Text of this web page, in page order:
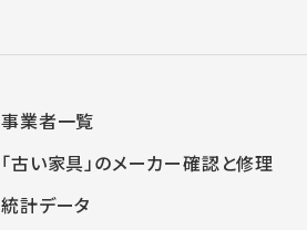
事業者一覧
「古い家具」のメーカー確認と修理
統計データ